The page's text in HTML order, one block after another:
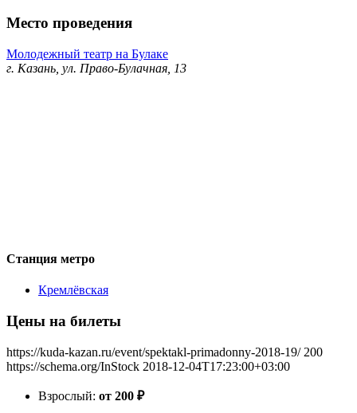
Место проведения
Молодежный театр на Булаке
г. Казань, ул. Право-Булачная, 13
Станция метро
Кремлёвская
Цены на билеты
https://kuda-kazan.ru/event/spektakl-primadonny-2018-19/ 200
https://schema.org/InStock 2018-12-04T17:23:00+03:00
Взрослый: от 200 ₽